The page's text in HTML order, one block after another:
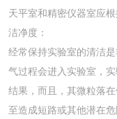
天平室和精密仪器室应
洁净度：
经常保持实验室的清洁
气过程会进入实验室，
结果，而且，其微粒落
至造成短路或其他潜在